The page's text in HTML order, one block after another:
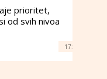
prioritet,
od svih nivoa
17: